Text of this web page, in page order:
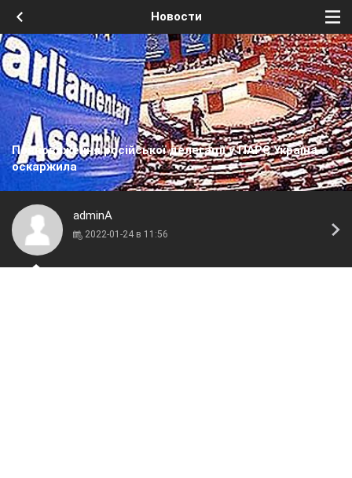
Новости
Повноваження російської делегації у ПАРЄ Україна
оскаржила
adminA
2022-01-24 в 11:56